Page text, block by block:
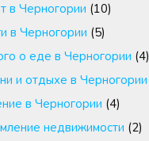
в Черногории (10)
в Черногории (5)
о еде в Черногории (4)
и отдыхе в Черногории
в Черногории (4)
недвижимости (2)